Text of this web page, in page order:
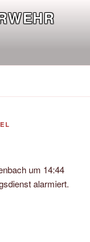
um 14:44
alarmiert.